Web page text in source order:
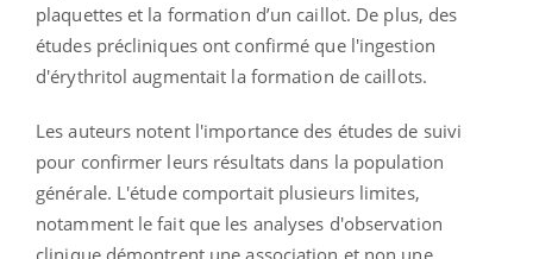
plaquettes et la formation d’un caillot. De plus, des
études précliniques ont confirmé que l'ingestion
d'érythritol augmentait la formation de caillots.
Les auteurs notent l'importance des études de suivi
pour confirmer leurs résultats dans la population
générale. L'étude comportait plusieurs limites,
notamment le fait que les analyses d'observation
clinique démontrent une association et non une